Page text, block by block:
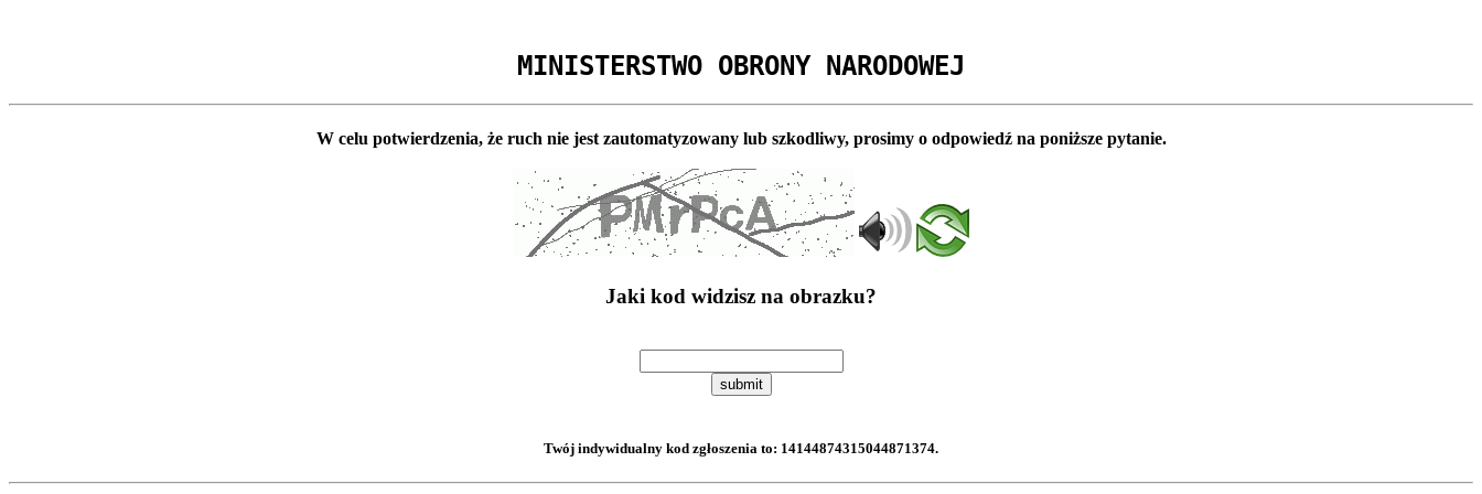
MINISTERSTWO OBRONY NARODOWEJ
W celu potwierdzenia, że ruch nie jest zautomatyzowany lub szkodliwy, prosimy o odpowiedź na poniższe pytanie.
Jaki kod widzisz na obrazku?
submit
Twój indywidualny kod zgłoszenia to: 14144874315044871374.